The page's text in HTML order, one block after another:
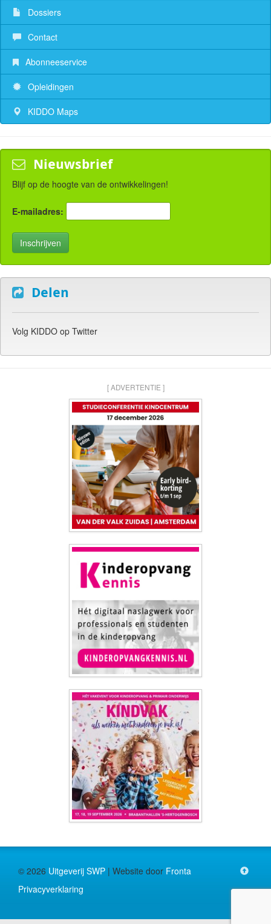
Dossiers
Contact
Abonneeservice
Opleidingen
KIDDO Maps
Nieuwsbrief
Blijf op de hoogte van de ontwikkelingen!
E-mailadres:
Delen
Volg KIDDO op Twitter
[ ADVERTENTIE ]
© 2026 Uitgeverij SWP | Website door Fronta
Privacyverklaring